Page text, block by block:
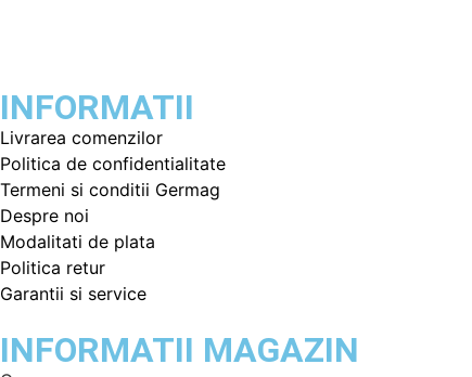
INFORMATII
Livrarea comenzilor
Politica de confidentialitate
Termeni si conditii Germag
Despre noi
Modalitati de plata
Politica retur
Garantii si service
INFORMATII MAGAZIN